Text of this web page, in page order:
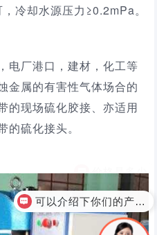
冷却水源压力≥0.2mPa。
电厂港口，建材，化工等
金属的有害性气体场合的
的现场硫化胶接、亦适用
硫化接头。